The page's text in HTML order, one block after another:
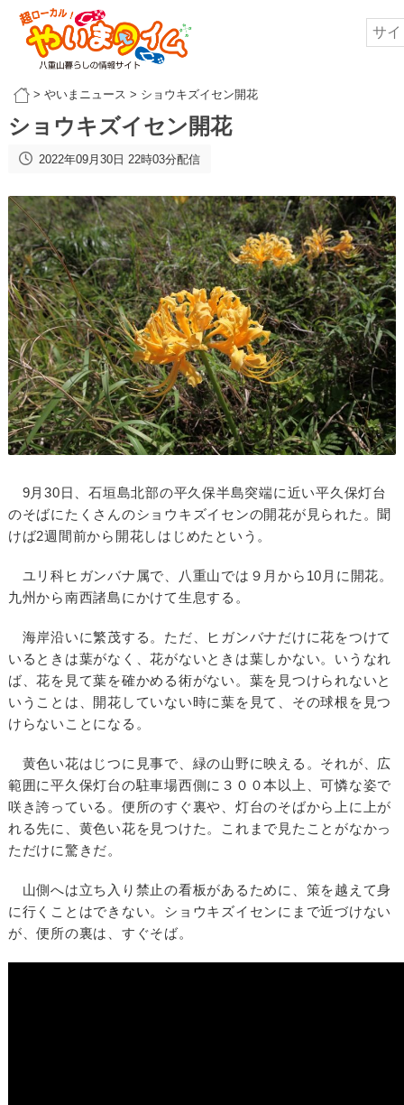
> やいまニュース > ショウキズイセン開花
ショウキズイセン開花
2022年09月30日 22時03分配信
9月30日、石垣島北部の平久保半島突端に近い平久保灯台
のそばにたくさんのショウキズイセンの開花が見られた。聞
けば2週間前から開花しはじめたという。
ユリ科ヒガンバナ属で、八重山では９月から10月に開花。
九州から南西諸島にかけて生息する。
海岸沿いに繁茂する。ただ、ヒガンバナだけに花をつけて
いるときは葉がなく、花がないときは葉しかない。いうなれ
ば、花を見て葉を確かめる術がない。葉を見つけられないと
いうことは、開花していない時に葉を見て、その球根を見つ
けらないことになる。
黄色い花はじつに見事で、緑の山野に映える。それが、広
範囲に平久保灯台の駐車場西側に３００本以上、可憐な姿で
咲き誇っている。便所のすぐ裏や、灯台のそばから上に上が
れる先に、黄色い花を見つけた。これまで見たことがなかっ
ただけに驚きだ。
山側へは立ち入り禁止の看板があるために、策を越えて身
に行くことはできない。ショウキズイセンにまで近づけない
が、便所の裏は、すぐそば。